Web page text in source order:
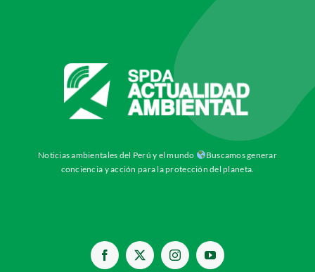
Noticias ambientales del Perú y el mundo
Buscamos generar
conciencia y acción para la protección del planeta.